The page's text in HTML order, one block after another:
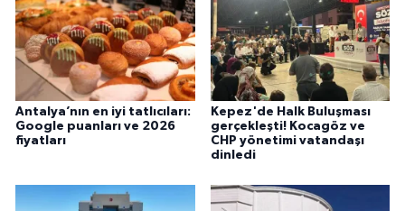
Antalya’nın en iyi tatlıcıları:
Google puanları ve 2026
fiyatları
Kepez'de Halk Buluşması
gerçekleşti! Kocagöz ve
CHP yönetimi vatandaşı
dinledi